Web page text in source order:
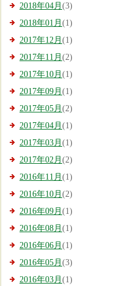
2018年04月 (3)
2018年01月 (1)
2017年12月 (1)
2017年11月 (2)
2017年10月 (1)
2017年09月 (1)
2017年05月 (2)
2017年04月 (1)
2017年03月 (1)
2017年02月 (2)
2016年11月 (1)
2016年10月 (2)
2016年09月 (1)
2016年08月 (1)
2016年06月 (1)
2016年05月 (3)
2016年03月 (1)